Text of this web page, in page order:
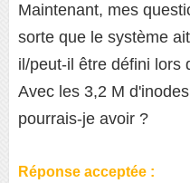
Maintenant, mes
sorte que le système
il/peut-il être défini lors
Avec les 3,2 M
pourrais-je avoir ?
Réponse acceptée :